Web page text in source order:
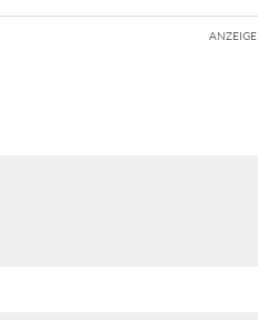
ANZEIGE